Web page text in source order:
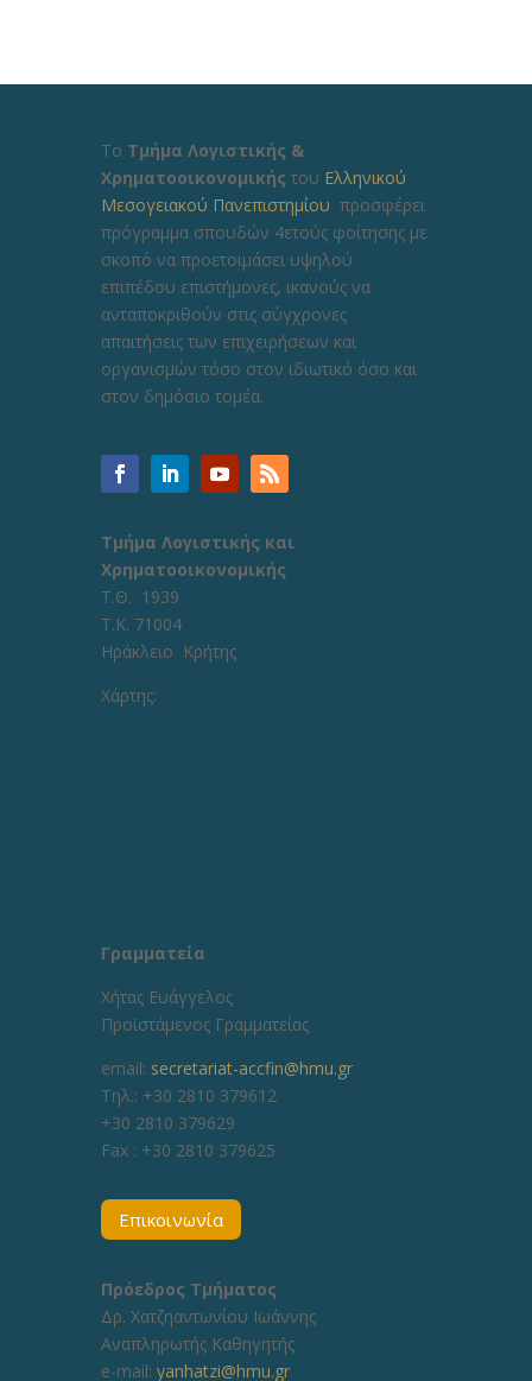
Το Τμήμα Λογιστικής &
Χρηματοοικονομικής του Ελληνικού
Μεσογειακού Πανεπιστημίου προσφέρει
πρόγραμμα σπουδών 4ετούς φοίτησης με
σκοπό να προετοιμάσει υψηλού
επιπέδου επιστήμονες, ικανούς να
ανταποκριθούν στις σύγχρονες
απαιτήσεις των επιχειρήσεων και
οργανισμών τόσο στον ιδιωτικό όσο και
στον δημόσιο τομέα.
Τμήμα Λογιστικής και
Χρηματοοικονομικής
Τ.Θ. 1939
Τ.Κ. 71004
Ηράκλειο Κρήτης
Χάρτης:
Γραμματεία
Χήτας Ευάγγελος
Προϊστάμενος Γραμματείας
email: secretariat-accfin@hmu.gr
Τηλ.: +30 2810 379612
+30 2810 379629
Fax : +30 2810 379625
Επικοινωνία
Πρόεδρος Τμήματος
Δρ. Χατζηαντωνίου Ιωάννης
Αναπληρωτής Καθηγητής
e-mail: yanhatzi@hmu.gr